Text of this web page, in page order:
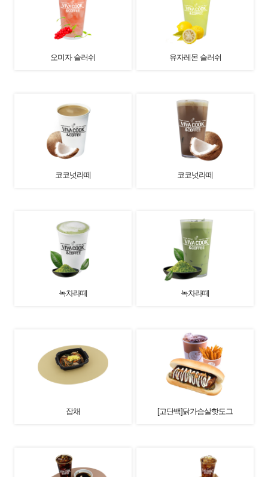
오미자 슬러쉬 유자레몬 슬러쉬
코코넛라떼 코코넛라떼
녹차라떼 녹차라떼
잡채 [고단백]닭가슴살핫도그